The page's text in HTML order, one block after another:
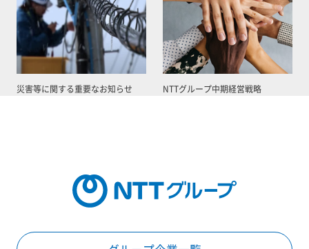
災害等に関する重要なお知らせ NTTグループ中期経営戦略